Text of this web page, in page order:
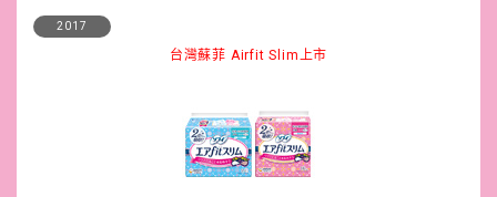
2017
台灣蘇菲 Airfit Slim上市